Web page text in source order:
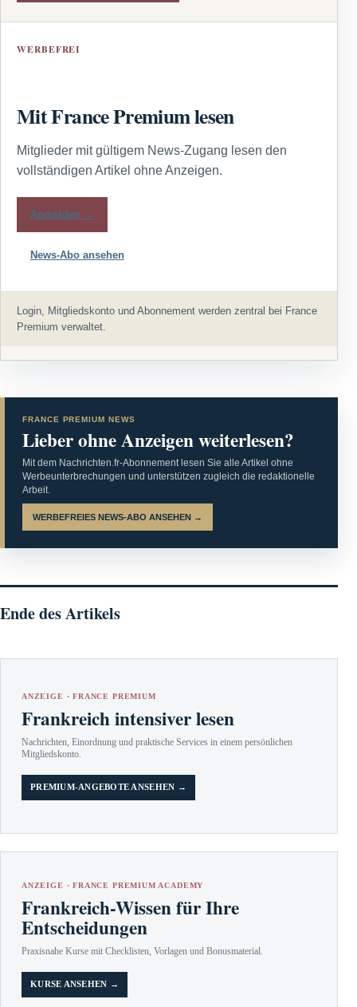
WERBEFREI
Mit France Premium lesen
Mitglieder mit gültigem News-Zugang lesen den
vollständigen Artikel ohne Anzeigen.
Anmelden →
News-Abo ansehen
Login, Mitgliedskonto und Abonnement werden zentral bei France
Premium verwaltet.
FRANCE PREMIUM NEWS
Lieber ohne Anzeigen weiterlesen?
Mit dem Nachrichten.fr-Abonnement lesen Sie alle Artikel ohne
Werbeunterbrechungen und unterstützen zugleich die redaktionelle
Arbeit.
WERBEFREIES NEWS-ABO ANSEHEN →
Ende des Artikels
ANZEIGE · FRANCE PREMIUM
Frankreich intensiver lesen
Nachrichten, Einordnung und praktische Services in einem persönlichen
Mitgliedskonto.
PREMIUM-ANGEBOTE ANSEHEN →
ANZEIGE · FRANCE PREMIUM ACADEMY
Frankreich-Wissen für Ihre
Entscheidungen
Praxisnahe Kurse mit Checklisten, Vorlagen und Bonusmaterial.
KURSE ANSEHEN →